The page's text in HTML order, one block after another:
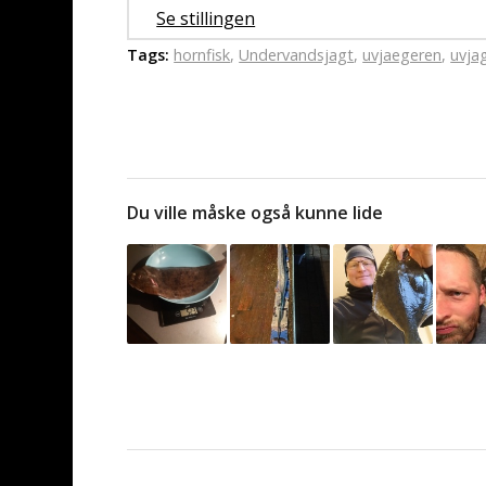
Se stillingen
Tags: hornfisk, Undervandsjagt, uvjaegeren,
Du ville måske også kunne lide